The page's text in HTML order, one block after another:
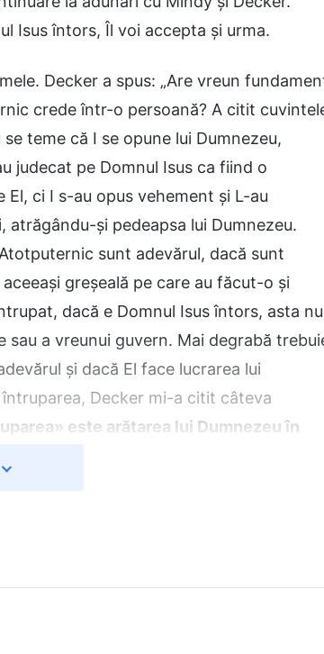
Isus întors, Îl voi accepta și urma.
Decker a spus: „Are vreun
crede într-o persoană? A citit
teme că I se opune lui Dumnezeu,
judecat pe Domnul Isus ca fiind o
ci I s-au opus vehement și L-au
și pedeapsa lui Dumnezeu.
sunt adevărul, dacă sunt
greșeală pe care au făcut-o și
dacă e Domnul Isus întors, asta nu
sau a vreunui guvern. Mai degrabă
și dacă El face lucrarea lui
întruparea, Decker mi-a citit câteva
este arătarea lui Dumnezeu în
trup, devine om
firea lui Dumnezeu, și înțelepciune în